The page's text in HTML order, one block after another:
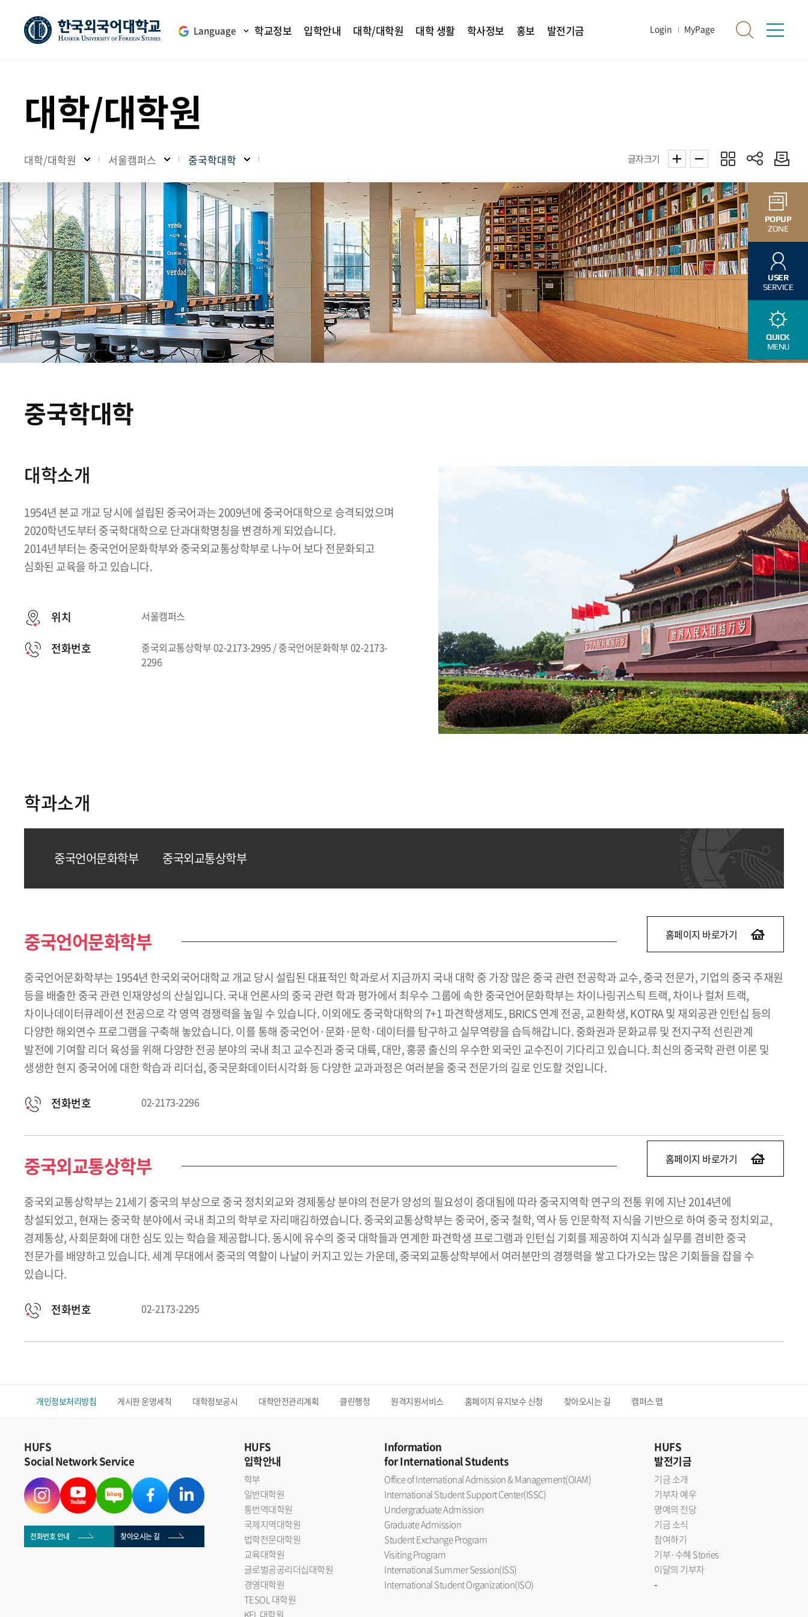
Language 학교정보 입학안내 대학/대학원 대학 생활 학사정보 홍보 발전기금 Login MyPage
대학/대학원
대학/대학원 서울캠퍼스 중국학대학 글자크기
중국학대학
대학소개
1954년 본교 개교 당시에 설립된 중국어과는 2009년에 중국어대학으로 승격되었으며
2020학년도부터 중국학대학으로 단과대학명칭을 변경하게 되었습니다.
2014년부터는 중국언어문화학부와 중국외교통상학부로 나누어 보다 전문화되고
심화된 교육을 하고 있습니다.
위치 서울캠퍼스
전화번호
중국외교통상학부 02-2173-2995 / 중국언어문화학부 02-2173-
2296
학과소개
중국언어문화학부 중국외교통상학부
중국언어문화학부 홈페이지 바로가기
중국언어문화학부는 1954년 한국외국어대학교 개교 당시 설립된 대표적인 학과로서 지금까지 국내 대학 중 가장 많은 중국 관련 전공학과 교수, 중국 전문가, 기업의 중국 주재원
등을 배출한 중국 관련 인재양성의 산실입니다. 국내 언론사의 중국 관련 학과 평가에서 최우수 그룹에 속한 중국언어문화학부는 차이나링귀스틱 트랙, 차이나 컬처 트랙,
차이나데이터큐레이션 전공으로 각 영역 경쟁력을 높일 수 있습니다. 이외에도 중국학대학의 7+1 파견학생제도, BRICS 연계 전공, 교환학생, KOTRA 및 재외공관 인턴십 등의
다양한 해외연수 프로그램을 구축해 놓았습니다. 이를 통해 중국언어·문화·문학·데이터를 탐구하고 실무역량을 습득해갑니다. 중화권과 문화교류 및 전지구적 선린관계
발전에 기여할 리더 육성을 위해 다양한 전공 분야의 국내 최고 교수진과 중국 대륙, 대만, 홍콩 출신의 우수한 외국인 교수진이 기다리고 있습니다. 최신의 중국학 관련 이론 및
생생한 현지 중국어에 대한 학습과 리더십, 중국문화데이터시각화 등 다양한 교과과정은 여러분을 중국 전문가의 길로 인도할 것입니다.
전화번호 02-2173-2296
중국외교통상학부 홈페이지 바로가기
중국외교통상학부는 21세기 중국의 부상으로 중국 정치외교와 경제통상 분야의 전문가 양성의 필요성이 증대됨에 따라 중국지역학 연구의 전통 위에 지난 2014년에
창설되었고, 현재는 중국학 분야에서 국내 최고의 학부로 자리매김하였습니다. 중국외교통상학부는 중국어, 중국 철학, 역사 등 인문학적 지식을 기반으로 하여 중국 정치외교,
경제통상, 사회문화에 대한 심도 있는 학습을 제공합니다. 동시에 유수의 중국 대학들과 연계한 파견학생 프로그램과 인턴십 기회를 제공하여 지식과 실무를 겸비한 중국
전문가를 배양하고 있습니다. 세계 무대에서 중국의 역할이 나날이 커지고 있는 가운데, 중국외교통상학부에서 여러분만의 경쟁력을 쌓고 다가오는 많은 기회들을 잡을 수
있습니다.
전화번호 02-2173-2295
개인정보처리방침 게시판 운영세칙 대학정보공시 대학안전관리계획 클린행정 원격지원서비스 홈페이지 유지보수 신청 찾아오시는 길 캠퍼스 맵
HUFS
Social Network Service
전화번호 안내 찾아오시는 길
HUFS
입학안내
학부
일반대학원
통번역대학원
국제지역대학원
법학전문대학원
교육대학원
글로벌공공리더십대학원
경영대학원
TESOL 대학원
Information
for International Students
Office of International Admission & Management(OIAM)
International Student Support Center(ISSC)
Undergraduate Admission
Graduate Admission
Student Exchange Program
Visiting Program
International Summer Session(ISS)
International Student Organization(ISO)
HUFS
발전기금
기금 소개
기부자 예우
명예의 전당
기금 소식
참여하기
기부·수혜 Stories
이달의 기부자
-
POPUP
ZONE
USER
SERVICE
QUICK
MENU